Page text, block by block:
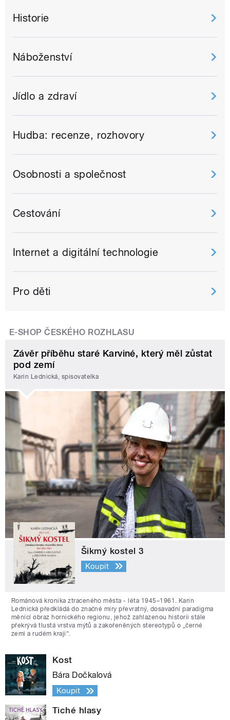
Historie
Náboženství
Jídlo a zdraví
Hudba: recenze, rozhovory
Osobnosti a společnost
Cestování
Internet a digitální technologie
Pro děti
E-SHOP ČESKÉHO ROZHLASU
Závěr příběhu staré Karviné, který měl zůstat
pod zemí
Karin Lednická, spisovatelka
Šikmý kostel 3
Koupit
Románová kronika ztraceného města - léta 1945–1961. Karin
Lednická předkládá do značné míry převratný, dosavadní paradigma
měnící obraz hornického regionu, jehož zahlazenou historii stále
překrývá tlustá vrstva mýtů a zakořeněných stereotypů o „černé
zemi a rudém kraji“.
Kost
Bára Dočkalová
Koupit
Tiché hlasy